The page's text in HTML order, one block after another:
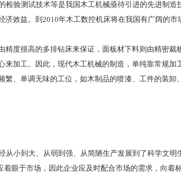
检验测试技术等是我国木工机械亟待引进的先进制造
效益。到2010年木工数控机床将在我国有广阔的市
度很高的多排钻床来保证，面板材下料则由精密裁
加工。因此，现代木工机械的制造，单纯靠常规加
、单调无味的工位，如木制品的喷漆、工件的装卸
小到大、从弱到强、从简陋生产发展到了科学文明
眼于市场，因此企业应及时配合市场的需求，向着